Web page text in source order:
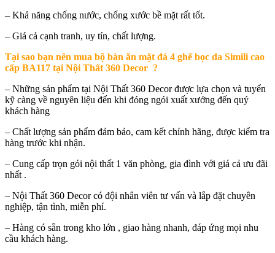
– Khả năng chống nước, chống xước bề mặt rất tốt.
– Giá cả cạnh tranh, uy tín, chất lượng.
Tại sao bạn nên mua bộ bàn ăn mặt đá 4 ghế bọc da Simili cao
cấp BA117 tại Nội Thất 360 Decor ?
– Những sản phẩm tại Nội Thất 360 Decor được lựa chọn và tuyển
kỹ càng về nguyên liệu đến khi đóng ngói xuất xưởng đến quý
khách hàng
– Chất lượng sản phẩm đảm bảo, cam kết chính hãng, được kiểm tra
hàng trước khi nhận.
– Cung cấp trọn gói nội thất 1 văn phòng, gia đình với giá cả ưu đãi
nhất .
– Nội Thất 360 Decor có đội nhân viên tư vấn và lắp đặt chuyên
nghiệp, tận tình, miễn phí.
– Hàng có sẵn trong kho lớn , giao hàng nhanh, đáp ứng mọi nhu
cầu khách hàng.